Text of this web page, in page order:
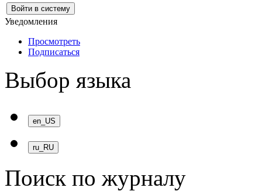
Уведомления
Просмотреть
Подписаться
Выбор языка
Поиск по журналу